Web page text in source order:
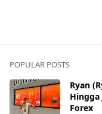
POPULAR POSTS
Ryan
Hingga
Forex